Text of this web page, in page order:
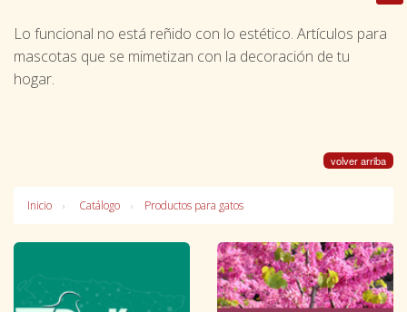
Lo funcional no está reñido con lo estético. Artículos para
mascotas que se mimetizan con la decoración de tu
hogar.
volver arriba
Inicio Catálogo Productos para gatos